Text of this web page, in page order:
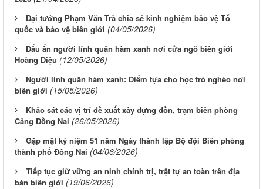
Đại tướng Phạm Văn Trà chia sẻ kinh nghiệm bảo vệ Tổ
quốc và bảo vệ biên giới (04/05/2026)
Dấu ấn người lính quân hàm xanh nơi cửa ngõ biên giới
Hoàng Diệu (12/05/2026)
Người lính quân hàm xanh: Điểm tựa cho học trò nghèo nơi
biên giới (15/05/2026)
Khảo sát các vị trí đề xuất xây dựng đồn, trạm biên phòng
Cảng Đồng Nai (26/05/2026)
Gặp mặt kỷ niệm 51 năm Ngày thành lập Bộ đội Biên phòng
thành phố Đồng Nai (04/06/2026)
Tiếp tục giữ vững an ninh chính trị, trật tự an toàn trên địa
bàn biên giới (19/06/2026)